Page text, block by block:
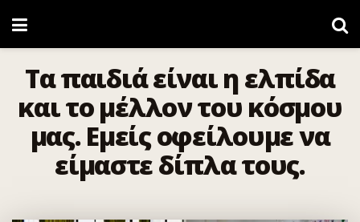
Τα παιδιά είναι η ελπίδα
και το μέλλον του κόσμου
μας. Εμείς οφείλουμε να
είμαστε δίπλα τους.